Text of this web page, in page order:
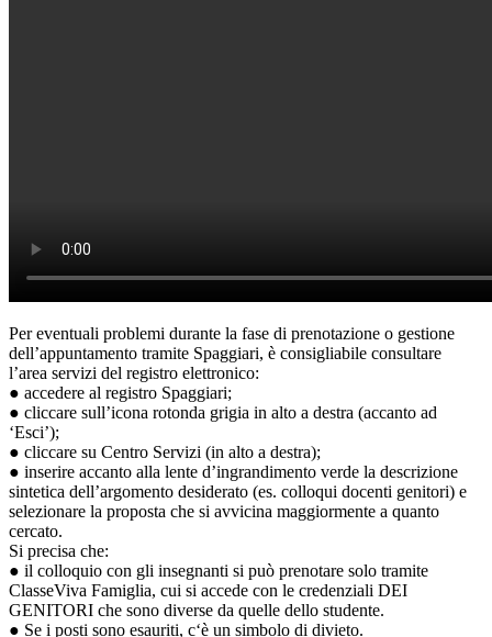
Per eventuali problemi durante la fase di prenotazione o gestione
dell’appuntamento tramite Spaggiari, è consigliabile consultare
l’area servizi del registro elettronico:
● accedere al registro Spaggiari;
● cliccare sull’icona rotonda grigia in alto a destra (accanto ad
‘Esci’);
● cliccare su Centro Servizi (in alto a destra);
● inserire accanto alla lente d’ingrandimento verde la descrizione
sintetica dell’argomento desiderato (es. colloqui docenti genitori) e
selezionare la proposta che si avvicina maggiormente a quanto
cercato.
Si precisa che:
● il colloquio con gli insegnanti si può prenotare solo tramite
ClasseViva Famiglia, cui si accede con le credenziali DEI
GENITORI che sono diverse da quelle dello studente.
● Se i posti sono esauriti, c‘è un simbolo di divieto.